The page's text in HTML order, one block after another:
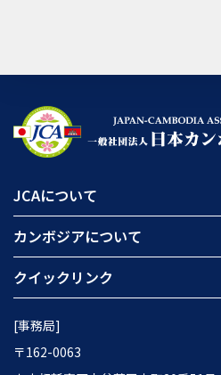
JCAについて
カンボジアについて
クイックリンク
[事務局]
〒162-0063